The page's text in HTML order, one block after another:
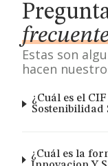
Estas son
hacen
¿Cuál es el
Sostenibilidad
¿Cuál es la